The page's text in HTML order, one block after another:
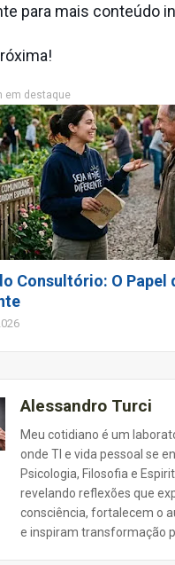
para mais conteúdo
em destaque
Consultório: O Papel
Alessandro Turci
Meu cotidiano é um
onde TI e vida pessoal se
Psicologia, Filosofia e
revelando reflexões que
consciência, fortalecem o
e inspiram transformação